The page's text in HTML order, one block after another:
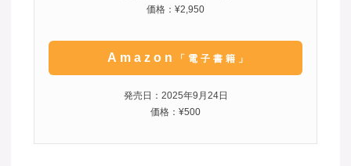
価格：¥2,950
Amazon 「電子書籍」
発売日：2025年9月24日
価格：¥500